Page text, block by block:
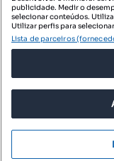
© 2026
publicidade. Medir o
selecionar conteúdos.
Utilizar perfis para
Lista de parceiros